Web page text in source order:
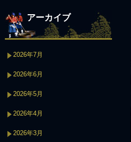
アーカイブ
2026年7月
2026年6月
2026年5月
2026年4月
2026年3月